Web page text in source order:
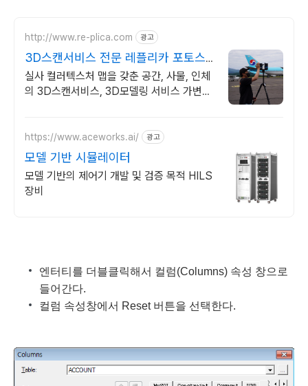
http://www.re-plica.com 광고
3D스캔서비스 전문 레플리카 포토스
캔부스, 실사3D스캔!
실사 컬러텍스처 맵을 갖춘 공간, 사물, 인체
의 3D스캔서비스, 3D모델링 서비스 가변형
https://www.aceworks.ai/ 광고
모델 기반 시뮬레이터
모델 기반의 제어기 개발 및 검증 목적 HILS
장비
엔터티를 더블클릭해서 컬럼(Columns) 속성 창으로
들어간다.
컬럼 속성창에서 Reset 버튼을 선택한다.